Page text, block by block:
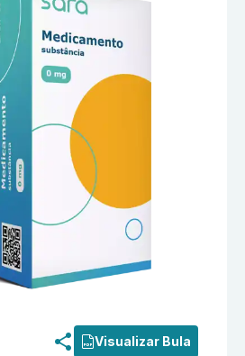
do produtoDipate 15 mg Pó
Visualizar Bula